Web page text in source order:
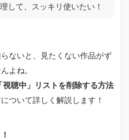
して、スッキリ使いたい！
ないと、見たくない作品がず
よね。
聴中」リストを削除する方法
について詳しく解説します！